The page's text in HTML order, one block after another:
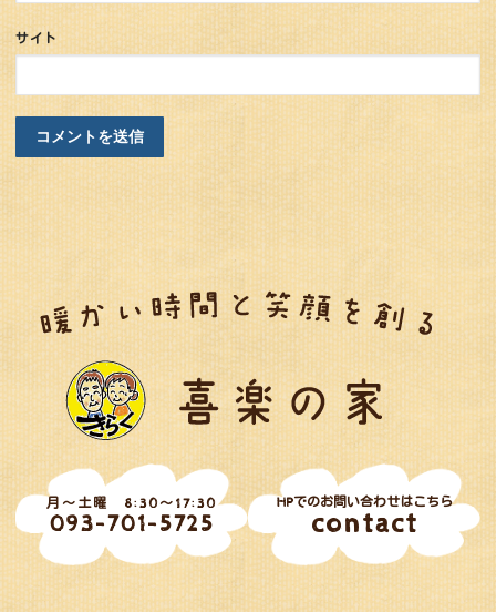
サイト
月～土曜 8:30～17:30
093-701-5725
HPでのお問い合わせはこちら
contact